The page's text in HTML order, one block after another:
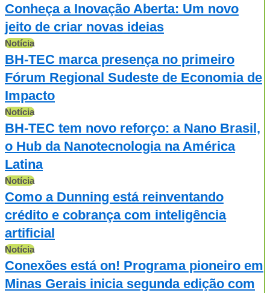
Conheça a Inovação Aberta: Um novo
jeito de criar novas ideias
Notícia
BH-TEC marca presença no primeiro
Fórum Regional Sudeste de Economia de
Impacto
Notícia
BH-TEC tem novo reforço: a Nano Brasil,
o Hub da Nanotecnologia na América
Latina
Notícia
Como a Dunning está reinventando
crédito e cobrança com inteligência
artificial
Notícia
Conexões está on! Programa pioneiro em
Minas Gerais inicia segunda edição com